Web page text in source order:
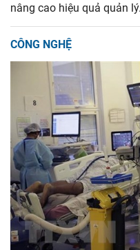
nâng cao hiệu quả quản lý.
CÔNG NGHỆ